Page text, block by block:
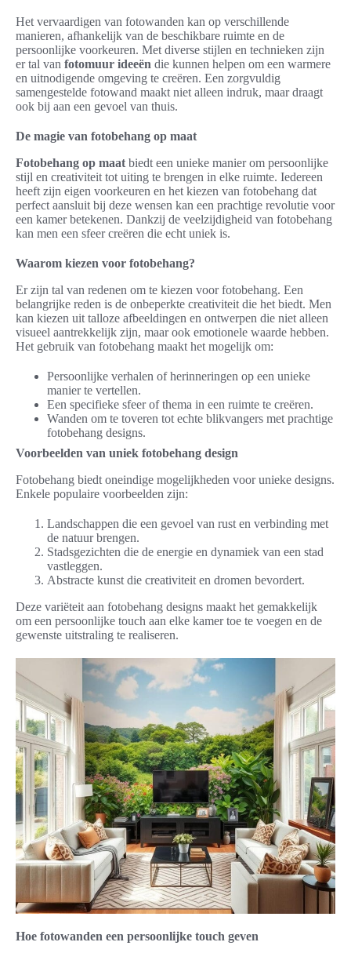
Het vervaardigen van fotowanden kan op verschillende
manieren, afhankelijk van de beschikbare ruimte en de
persoonlijke voorkeuren. Met diverse stijlen en technieken zijn
er tal van fotomuur ideeën die kunnen helpen om een warmere
en uitnodigende omgeving te creëren. Een zorgvuldig
samengestelde fotowand maakt niet alleen indruk, maar draagt
ook bij aan een gevoel van thuis.
De magie van fotobehang op maat
Fotobehang op maat biedt een unieke manier om persoonlijke
stijl en creativiteit tot uiting te brengen in elke ruimte. Iedereen
heeft zijn eigen voorkeuren en het kiezen van fotobehang dat
perfect aansluit bij deze wensen kan een prachtige revolutie voor
een kamer betekenen. Dankzij de veelzijdigheid van fotobehang
kan men een sfeer creëren die echt uniek is.
Waarom kiezen voor fotobehang?
Er zijn tal van redenen om te kiezen voor fotobehang. Een
belangrijke reden is de onbeperkte creativiteit die het biedt. Men
kan kiezen uit talloze afbeeldingen en ontwerpen die niet alleen
visueel aantrekkelijk zijn, maar ook emotionele waarde hebben.
Het gebruik van fotobehang maakt het mogelijk om:
Persoonlijke verhalen of herinneringen op een unieke
manier te vertellen.
Een specifieke sfeer of thema in een ruimte te creëren.
Wanden om te toveren tot echte blikvangers met prachtige
fotobehang designs.
Voorbeelden van uniek fotobehang design
Fotobehang biedt oneindige mogelijkheden voor unieke designs.
Enkele populaire voorbeelden zijn:
Landschappen die een gevoel van rust en verbinding met
de natuur brengen.
Stadsgezichten die de energie en dynamiek van een stad
vastleggen.
Abstracte kunst die creativiteit en dromen bevordert.
Deze variëteit aan fotobehang designs maakt het gemakkelijk
om een persoonlijke touch aan elke kamer toe te voegen en de
gewenste uitstraling te realiseren.
Hoe fotowanden een persoonlijke touch geven